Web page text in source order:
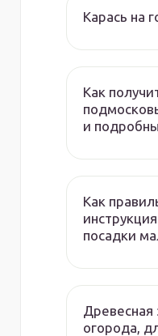
Карась на
Как
и
Как
посадки
Древесная
огорода,